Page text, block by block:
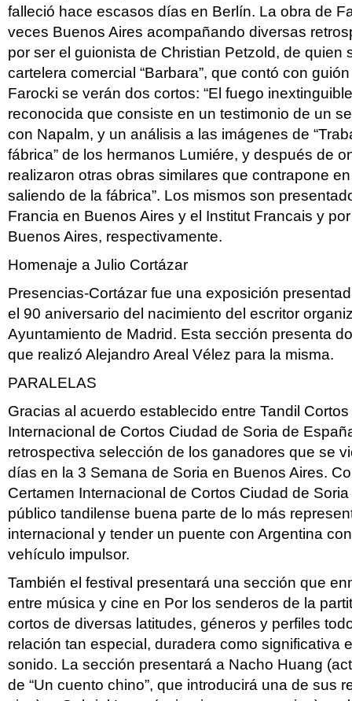
falleció hace escasos días en Berlín. La obra de
veces Buenos Aires acompañando diversas
por ser el guionista de Christian Petzold, de quien
cartelera comercial “Barbara”, que contó con
Farocki se verán dos cortos: “El fuego
reconocida que consiste en un testimonio de un
con Napalm, y un análisis a las imágenes de
fábrica” de los hermanos Lumiére, y después de
realizaron otras obras similares que contrapone
saliendo de la fábrica”. Los mismos son
Francia en Buenos Aires y el Institut Francais y
Buenos Aires, respectivamente.
Homenaje a Julio Cortázar
Presencias-Cortázar fue una exposición
el 90 aniversario del nacimiento del escritor
Ayuntamiento de Madrid. Esta sección presenta
que realizó Alejandro Areal Vélez para la misma.
PARALELAS
Gracias al acuerdo establecido entre Tandil
Internacional de Cortos Ciudad de Soria de
retrospectiva selección de los ganadores que se
días en la 3 Semana de Soria en Buenos Aires.
Certamen Internacional de Cortos Ciudad de
público tandilense buena parte de lo más
internacional y tender un puente con Argentina
vehículo impulsor.
También el festival presentará una sección que
entre música y cine en Por los senderos de la
cortos de diversas latitudes, géneros y perfiles
relación tan especial, duradera como significativa
sonido. La sección presentará a Nacho Huang
de “Un cuento chino”, que introducirá una de sus